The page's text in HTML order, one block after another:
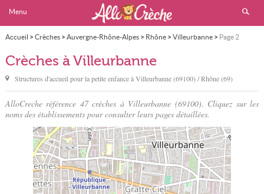
Menu
Accueil > Crèches> Auvergne-Rhône-Alpes> Rhône> Villeurbanne> Page 2
Crèches à Villeurbanne
Structures d'accueil pour la petite enfance àVilleurbanne(69100) / Rhône (69)
AlloCreche référence 47 crèches à Villeurbanne (69100). Cliquez sur les
noms des établissements pour consulter leurs pages détaillées.